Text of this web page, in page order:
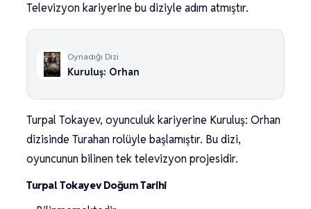
Televizyon kariyerine bu diziyle adım atmıştır.
Oynadığı Dizi
Kuruluş: Orhan
Turpal Tokayev, oyunculuk kariyerine Kuruluş: Orhan
dizisinde Turahan rolüyle başlamıştır. Bu dizi,
oyuncunun bilinen tek televizyon projesidir.
Turpal Tokayev Doğum Tarihi